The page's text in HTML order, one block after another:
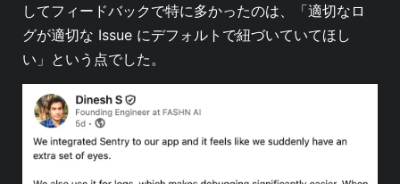
してフィードバックで特に多かったのは、「適切なロ
グが適切な Issue にデフォルトで紐づいていてほし
い」という点でした。